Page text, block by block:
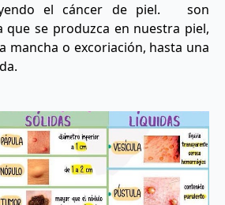
el cáncer de piel. son
que se produzca en nuestra piel,
mancha o excoriación, hasta una